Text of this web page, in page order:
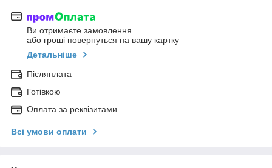
Ви отримаєте замовлення
або гроші повернуться на вашу картку
Детальніше
Післяплата
Готівкою
Оплата за реквізитами
Всі умови оплати